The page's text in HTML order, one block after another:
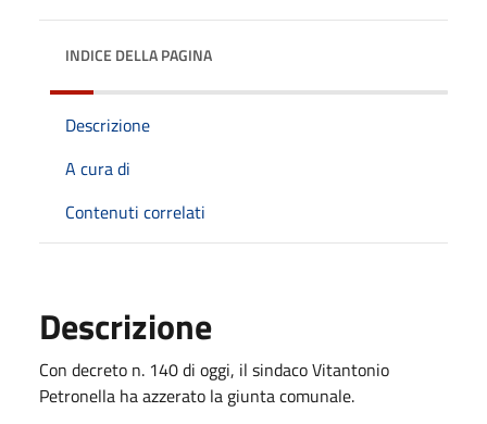
INDICE DELLA PAGINA
Descrizione
A cura di
Contenuti correlati
Descrizione
Con decreto n. 140 di oggi, il sindaco Vitantonio
Petronella ha azzerato la giunta comunale.